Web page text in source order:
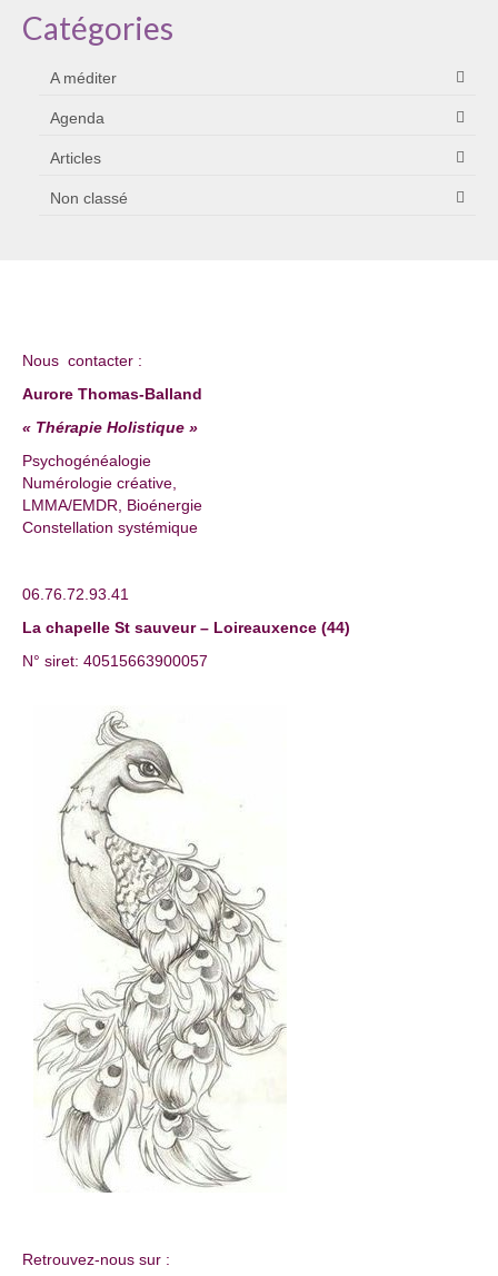
Catégories
A méditer
Agenda
Articles
Non classé
Nous contacter :
Aurore Thomas-Balland
« Thérapie Holistique »
Psychogénéalogie
Numérologie créative,
LMMA/EMDR, Bioénergie
Constellation systémique
06.76.72.93.41
La chapelle St sauveur – Loireauxence (44)
N° siret: 40515663900057
Retrouvez-nous sur :